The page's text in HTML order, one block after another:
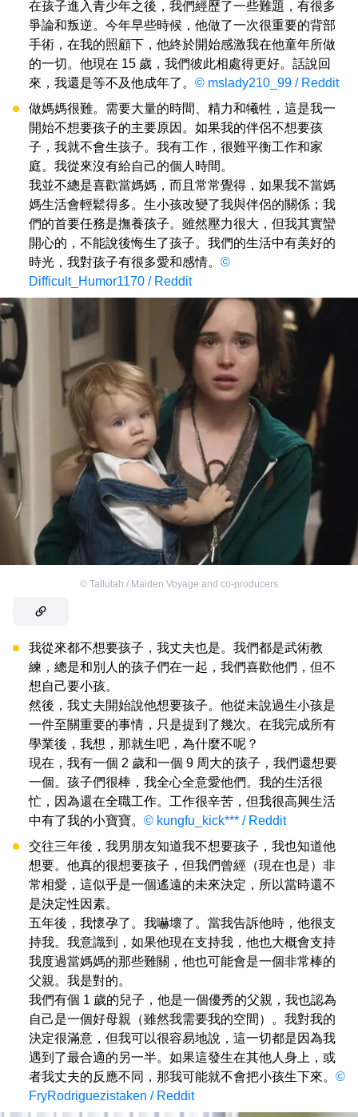
在孩子進入青少年之後，我們經歷了一些難題，有很多
爭論和叛逆。今年早些時候，他做了一次很重要的背部
手術，在我的照顧下，他終於開始感激我在他童年所做
的一切。他現在 15 歲，我們彼此相處得更好。話說回
來，我還是等不及他成年了。 © mslady210_99 / Reddit
做媽媽很難。需要大量的時間、精力和犧牲，這是我一
開始不想要孩子的主要原因。如果我的伴侶不想要孩
子，我就不會生孩子。我有工作，很難平衡工作和家
庭。我從來沒有給自己的個人時間。
我並不總是喜歡當媽媽，而且常常覺得，如果我不當媽
媽生活會輕鬆得多。生小孩改變了我與伴侶的關係；我
們的首要任務是撫養孩子。雖然壓力很大，但我其實蠻
開心的，不能說後悔生了孩子。我們的生活中有美好的
時光，我對孩子有很多愛和感情。 ©
Difficult_Humor1170 / Reddit
© Tallulah / Maiden Voyage and co-producers
我從來都不想要孩子，我丈夫也是。我們都是武術教
練，總是和別人的孩子們在一起，我們喜歡他們，但不
想自己要小孩。
然後，我丈夫開始說他想要孩子。他從未說過生小孩是
一件至關重要的事情，只是提到了幾次。在我完成所有
學業後，我想，那就生吧，為什麼不呢？
現在，我有一個 2 歲和一個 9 周大的孩子，我們還想要
一個。孩子們很棒，我全心全意愛他們。我的生活很
忙，因為還在全職工作。工作很辛苦，但我很高興生活
中有了我的小寶寶。 © kungfu_kick*** / Reddit
交往三年後，我男朋友知道我不想要孩子，我也知道他
想要。他真的很想要孩子，但我們曾經（現在也是）非
常相愛，這似乎是一個遙遠的未來決定，所以當時還不
是決定性因素。
五年後，我懷孕了。我嚇壞了。當我告訴他時，他很支
持我。我意識到，如果他現在支持我，他也大概會支持
我度過當媽媽的那些難關，他也可能會是一個非常棒的
父親。我是對的。
我們有個 1 歲的兒子，他是一個優秀的父親，我也認為
自己是一個好母親（雖然我需要我的空間）。我對我的
決定很滿意，但我可以很容易地說，這一切都是因為我
遇到了最合適的另一半。如果這發生在其他人身上，或
者我丈夫的反應不同，那我可能就不會把小孩生下來。 ©
FryRodriguezistaken / Reddit